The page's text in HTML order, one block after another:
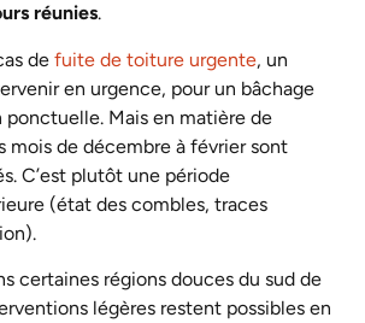
réunies.
defuite de toiture urgente, un
en urgence, pour un bâchage
ponctuelle. Mais en matière de
mois de décembre à février sont
C’est plutôt une période
(état des combles, traces
certaines régions douces du sud de
légères restent possibles en